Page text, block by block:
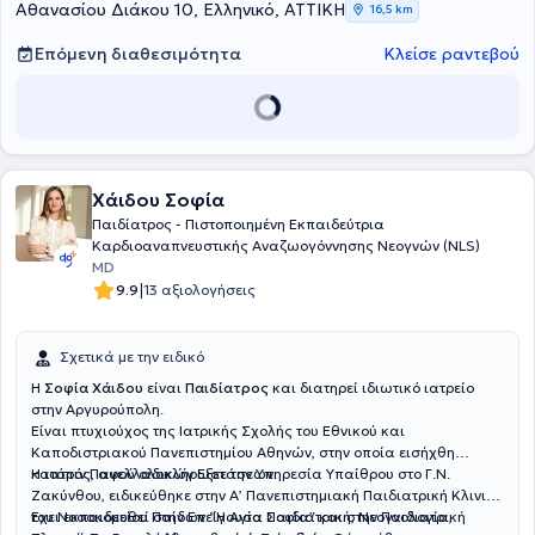
νοσημάτων της βρεφικής, παιδικής και εφηβικής ηλικίας.
Αθανασίου Διάκου 10, Ελληνικό, ΑΤΤΙΚΗ 16,5 km
Επόμενη διαθεσιμότητα Κλείσε ραντεβού
Χάιδου Σοφία
Παιδίατρος - Πιστοποιημένη Εκπαιδεύτρια
Καρδιοαναπνευστικής Αναζωογόννησης Νεογνών (NLS)
MD
9.9|13 αξιολογήσεις
Σχετικά με την ειδικό
Η Σοφία Χάιδου είναι Παιδίατρος και διατηρεί ιδιωτικό ιατρείο
στην Αργυρούπολη.
Είναι πτυχιούχος της Ιατρικής Σχολής του Εθνικού και
Καποδιστριακού Πανεπιστημίου Αθηνών, στην οποία εισήχθη
κατόπιν Πανελλαδικών Εξετάσεων.
Η ιατρός, αφού ολοκλήρωσε την Υπηρεσία Υπαίθρου στο Γ.Ν.
Ζακύνθου, ειδικεύθηκε στην Α’ Πανεπιστημιακή Παιδιατρική Κλινική
του Νοσοκομείου Παίδων “Η Αγία Σοφία” και στην Παιδιατρική
Έχει εκπαιδευθεί στην Επείγουσα Παιδιατρική, Νεογνολογία,